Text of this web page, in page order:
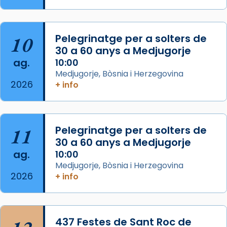
de Barcelona.
Aquest dilluns, 27 de juliol, ha tingut lloc la
missa d’acció de gràcies en agraïment al
comitè organitzador de la visita apostòlica
del Sant Pare Lleó XIV a Barcelona, i als
col·laboradors, a la Catedral de Barcelona.
L’arquebisbe de Barcelona, el cardenal Joan
Josep Omella, ha presidit la missa i l’ha
concelebrat el bisbe auxiliar de Barcelona,
Mons. David Abadías.
📸 Dr. G. Simón
Photo
View on Facebook · Share
Arquebisbat de Barcelona
10
ag.
2026
Pelegrinatge per a solters de
30 a 60 anys a Medjugorje
10:00
Medjugorje, Bòsnia i Herzegovina
+ info
11
ag.
2026
Pelegrinatge per a solters de
30 a 60 anys a Medjugorje
10:00
Medjugorje, Bòsnia i Herzegovina
+ info
437 Festes de Sant Roc de